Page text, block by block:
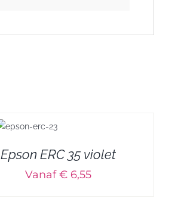
Epson ERC 35 violet
Vanaf € 6,55